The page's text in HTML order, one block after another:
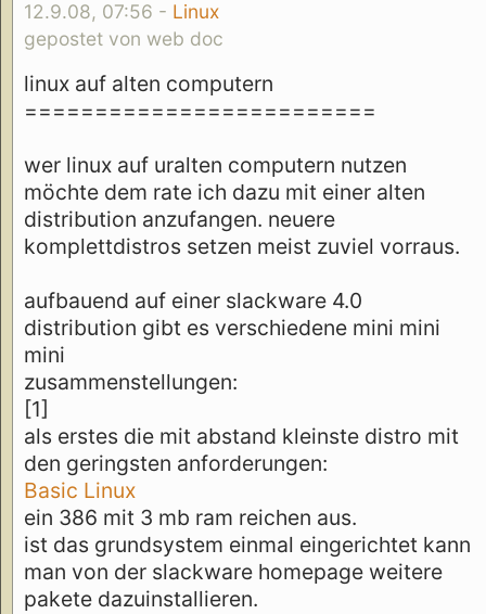
12.9.08, 07:56 - Linux
gepostet von web doc
linux auf alten computern
=========================
wer linux auf uralten computern nutzen
möchte dem rate ich dazu mit einer alten
distribution anzufangen. neuere
komplettdistros setzen meist zuviel vorraus.
aufbauend auf einer slackware 4.0
distribution gibt es verschiedene mini mini
mini
zusammenstellungen:
[1]
als erstes die mit abstand kleinste distro mit
den geringsten anforderungen:
Basic Linux
ein 386 mit 3 mb ram reichen aus.
ist das grundsystem einmal eingerichtet kann
man von der slackware homepage weitere
pakete dazuinstallieren.